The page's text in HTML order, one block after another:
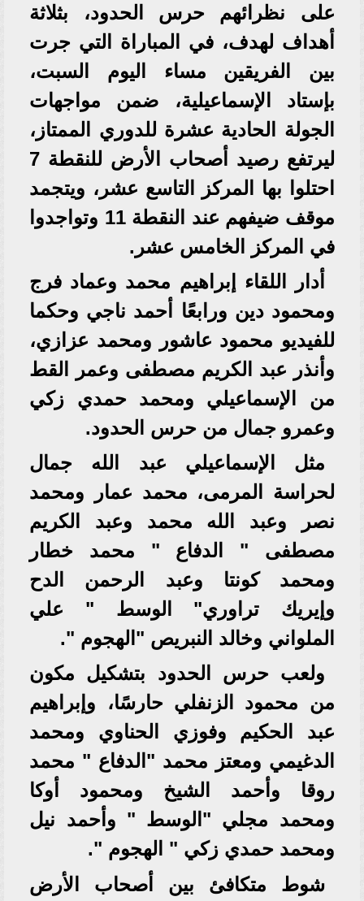
على نظرائهم حرس الحدود، بثلاثة
أهداف لهدف، في المباراة التي جرت
بين الفريقين مساء اليوم السبت،
بإستاد الإسماعيلية، ضمن مواجهات
الجولة الحادية عشرة للدوري الممتاز،
ليرتفع رصيد أصحاب الأرض للنقطة 7
احتلوا بها المركز التاسع عشر، ويتجمد
موقف ضيفهم عند النقطة 11 وتواجدوا
في المركز الخامس عشر.
أدار اللقاء إبراهيم محمد وعماد فرج
ومحمود دين ورابعًا أحمد ناجي وحكما
للفيديو محمود عاشور ومحمد عزازي،
وأنذر عبد الكريم مصطفى وعمر القط
من الإسماعيلي ومحمد حمدي زكي
وعمرو جمال من حرس الحدود.
مثل الإسماعيلي عبد الله جمال
لحراسة المرمى، محمد عمار ومحمد
نصر وعبد الله محمد وعبد الكريم
مصطفى " الدفاع " محمد خطار
ومحمد كونتا وعبد الرحمن الدح
وإيريك تراوري" الوسط " علي
الملواني وخالد النبريص "الهجوم ".
ولعب حرس الحدود بتشكيل مكون
من محمود الزنفلي حارسًا، وإبراهيم
عبد الحكيم وفوزي الحناوي ومحمد
الدغيمي ومعتز محمد "الدفاع " محمد
روقا وأحمد الشيخ ومحمود أوكا
ومحمد مجلي "الوسط " وأحمد نيل
ومحمد حمدي زكي " الهجوم ".
شوط متكافئ بين أصحاب الأرض